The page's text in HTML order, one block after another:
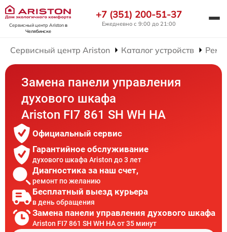
Сервисный центр Aristonв
Челябинске
+7 (351) 200-51-37
Ежедневно с 9:00 до 21:00
Сервисный центр Ariston Каталог устройств
Замена панели управления
духового шкафа
Ariston FI7 861 SH WH HA
Официальный сервис
Гарантийное обслуживание
духового шкафа Ariston до 3 лет
Диагностика за наш счет,
ремонт по желанию
Бесплатный выезд курьера
в день обращения
Замена панели управления духового шкафа
Ariston FI7 861 SH WH HA от 35 минут